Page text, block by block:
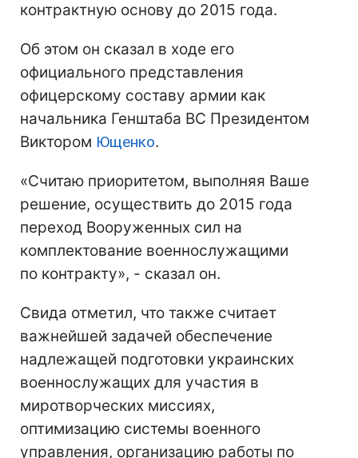
контрактную основу до 2015 года.
Об этом он сказал в ходе его
официального представления
офицерскому составу армии как
начальника Генштаба ВС Президентом
Виктором Ющенко.
«Считаю приоритетом, выполняя Ваше
решение, осуществить до 2015 года
переход Вооруженных сил на
комплектование военнослужащими
по контракту», - сказал он.
Свида отметил, что также считает
важнейшей задачей обеспечение
надлежащей подготовки украинских
военнослужащих для участия в
миротворческих миссиях,
оптимизацию системы военного
управления, организацию работы по